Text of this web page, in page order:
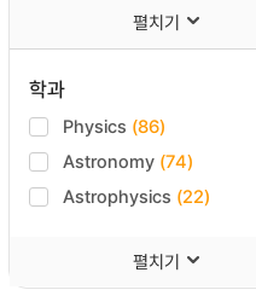
펼치기
학과
Physics (86)
Astronomy (74)
Astrophysics (22)
펼치기